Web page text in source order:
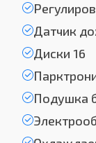
Датчик
Диски 16
Подушка